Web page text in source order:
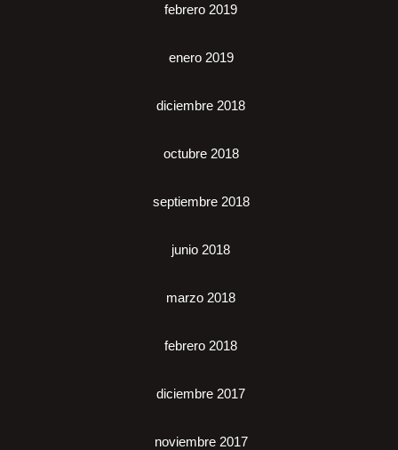
febrero 2019
enero 2019
diciembre 2018
octubre 2018
septiembre 2018
junio 2018
marzo 2018
febrero 2018
diciembre 2017
noviembre 2017